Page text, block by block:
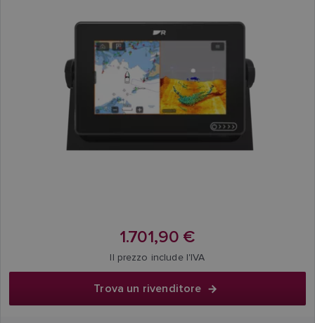
1.701,90 €
Il prezzo include l'IVA
Trova un rivenditore